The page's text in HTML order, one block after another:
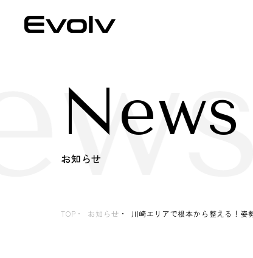
News
お知らせ
TOP お知らせ 川崎エリアで根本から整える！姿